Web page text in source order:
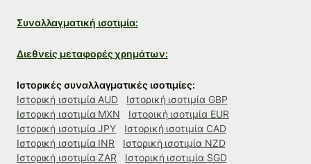
Συναλλαγματική ισοτιμία:
Διεθνείς μεταφορές χρημάτων:
Ιστορικές συναλλαγματικές ισοτιμίες:
Ιστορική ισοτιμία AUD
Ιστορική ισοτιμία GBP
Ιστορική ισοτιμία MXN
Ιστορική ισοτιμία EUR
Ιστορική ισοτιμία JPY
Ιστορική ισοτιμία CAD
Ιστορική ισοτιμία INR
Ιστορική ισοτιμία NZD
Ιστορική ισοτιμία ZAR
Ιστορική ισοτιμία SGD